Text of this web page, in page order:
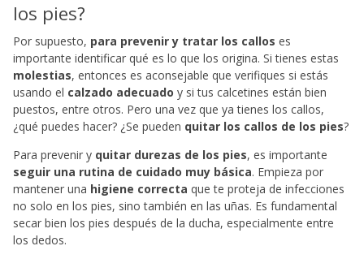
los pies?
Por supuesto, para prevenir y tratar los callos es
importante identificar qué es lo que los origina. Si tienes estas
molestias, entonces es aconsejable que verifiques si estás
usando el calzado adecuado y si tus calcetines están bien
puestos, entre otros. Pero una vez que ya tienes los callos,
¿qué puedes hacer? ¿Se pueden quitar los callos de los pies?
Para prevenir y quitar durezas de los pies, es importante
seguir una rutina de cuidado muy básica. Empieza por
mantener una higiene correcta que te proteja de infecciones
no solo en los pies, sino también en las uñas. Es fundamental
secar bien los pies después de la ducha, especialmente entre
los dedos.